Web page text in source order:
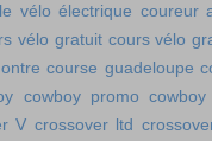
vélo électrique coureur
vélo gratuit cours vélo
course guadeloupe
cowboy promo
V crossover ltd